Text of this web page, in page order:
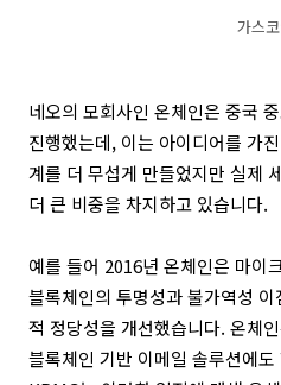
가스
네오의 모회사인 온체인은 중국
진행했는데, 이는 아이디어를 가
계를 더 무섭게 만들었지만 실제
더 큰 비중을 차지하고 있습니다.
예를 들어 2016년 온체인은 마이
블록체인의 투명성과 불가역성
적 정당성을 개선했습니다. 온체
블록체인 기반 이메일 솔루션에도